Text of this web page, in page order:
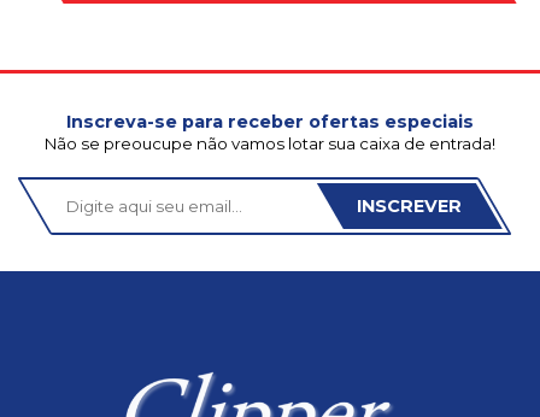
Inscreva-se para receber ofertas especiais
Não se preoucupe não vamos lotar sua caixa de entrada!
INSCREVER